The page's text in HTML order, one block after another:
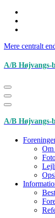
Videre
indhold
Mere centralt
A/B Højvangs-
A/B Højvangs-
Om